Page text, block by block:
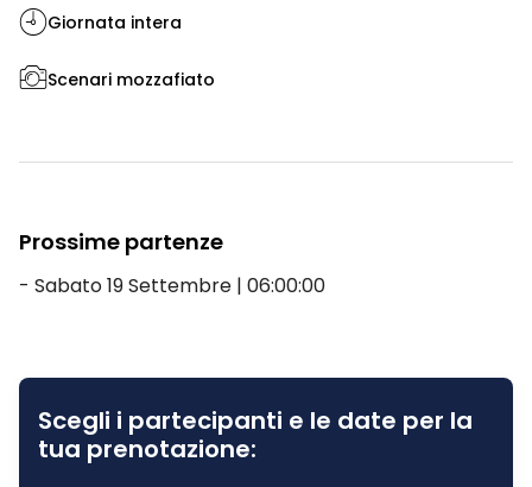
Giornata intera
Scenari mozzafiato
Prossime partenze
- Sabato 19 Settembre | 06:00:00
Scegli i partecipanti e le date per la
tua prenotazione: